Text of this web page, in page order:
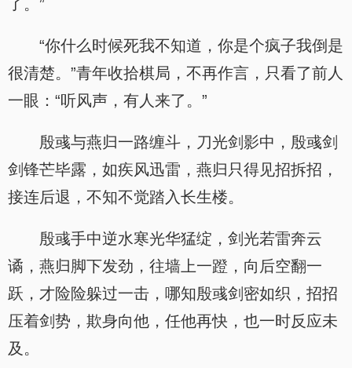
了。”
“你什么时候死我不知道，你是个疯子我倒是
很清楚。”青年收拾棋局，不再作言，只看了前人
一眼：“听风声，有人来了。”
殷彧与燕归一路缠斗，刀光剑影中，殷彧剑
剑锋芒毕露，如疾风迅雷，燕归只得见招拆招，
接连后退，不知不觉踏入长生楼。
殷彧手中逆水寒光华猛绽，剑光若雷奔云
谲，燕归脚下发劲，往墙上一蹬，向后空翻一
跃，才险险躲过一击，哪知殷彧剑密如织，招招
压着剑势，欺身向他，任他再快，也一时反应未
及。